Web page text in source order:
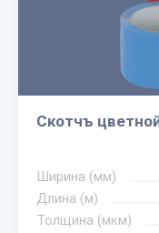
Скотчъ
Ширина (мм)
Длина (м)
Толщина (мкм)